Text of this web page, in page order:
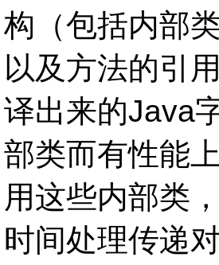
构（包括内部
以及方法的引
译出来的Java
部类而有性能
用这些内部类
时间处理传递